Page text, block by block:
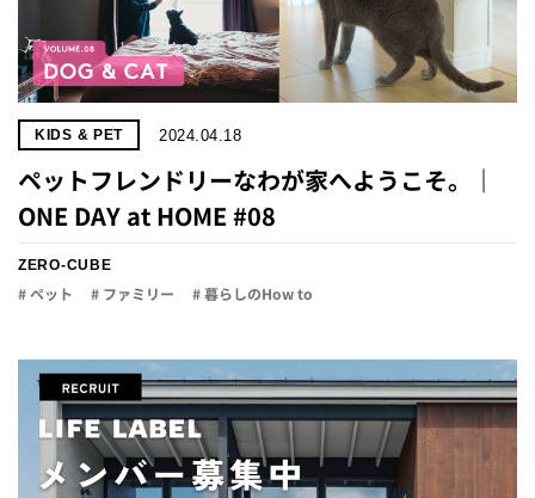
KIDS & PET 2024.04.18
ペットフレンドリーなわが家へようこそ。｜
ONE DAY at HOME #08
ZERO-CUBE
# ペット # ファミリー # 暮らしのHow to